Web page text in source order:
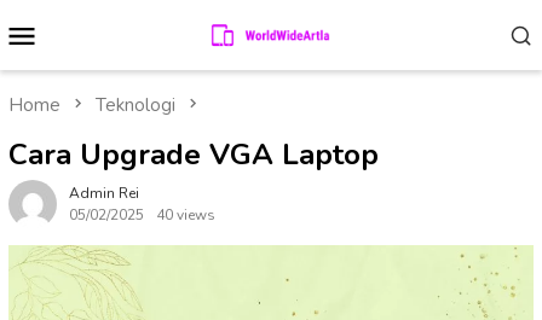
to
contentMenu
Home Teknologi
Cara Upgrade VGA Laptop
Admin Rei
05/02/2025
40 views